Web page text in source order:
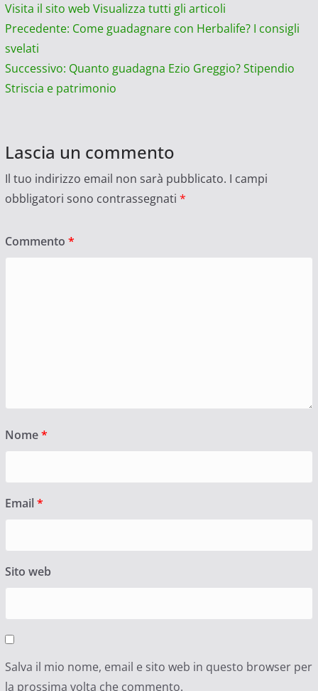
Visita il sito web Visualizza tutti gli articoli
Navigazione
articolo
Precedente: Come guadagnare con Herbalife? I consigli
svelati
Successivo: Quanto guadagna Ezio Greggio? Stipendio
Striscia e patrimonio
Lascia un commento
Il tuo indirizzo email non sarà pubblicato. I campi
obbligatori sono contrassegnati *
Commento *
Nome*
Email *
Sito web
Salva il mio nome, email e sito web in questo browser per
la prossima volta che commento.